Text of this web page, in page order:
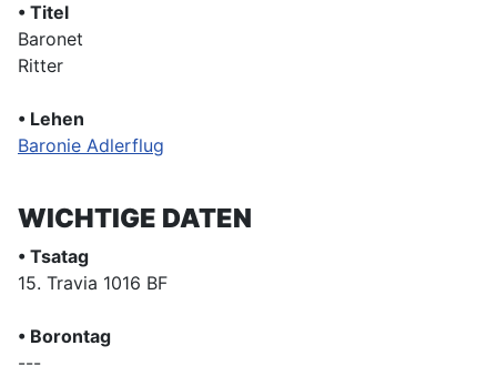
• Titel
Baronet
Ritter
• Lehen
Baronie Adlerflug
WICHTIGE DATEN
• Tsatag
15. Travia 1016 BF
• Borontag
---